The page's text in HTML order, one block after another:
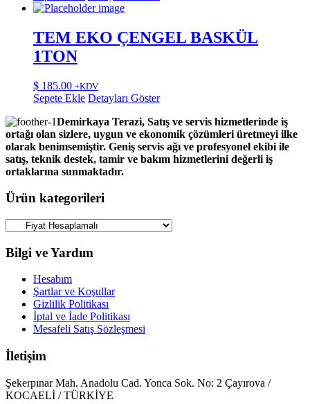
TEM EKO ÇENGEL BASKÜL
1TON
$ 185.00 +KDV
Sepete Ekle Detayları Göster
Demirkaya Terazi, Satış ve servis hizmetlerinde iş
ortağı olan sizlere, uygun ve ekonomik çözümleri üretmeyi ilke
olarak benimsemiştir. Geniş servis ağı ve profesyonel ekibi ile
satış, teknik destek, tamir ve bakım hizmetlerini değerli iş
ortaklarına sunmaktadır.
Ürün kategorileri
Bilgi ve Yardım
Hesabım
Şartlar ve Koşullar
Gizlilik Politikası
İptal ve İade Politikası
Mesafeli Satış Sözleşmesi
İletişim
Şekerpınar Mah. Anadolu Cad. Yonca Sok. No: 2 Çayırova /
KOCAELİ / TÜRKİYE